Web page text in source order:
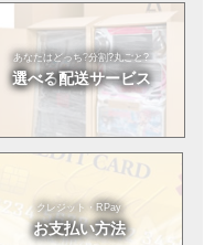
あなたはどっち?分割?丸ごと?
選べる配送サービス
クレジット・RPay
お支払い方法